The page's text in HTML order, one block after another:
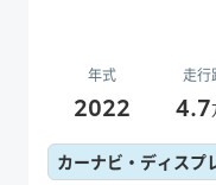
年式 走行
2022 4.7
カーナビ・ディスプ